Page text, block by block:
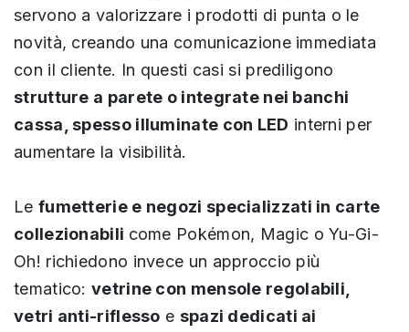
servono a valorizzare i prodotti di punta o le
novità, creando una comunicazione immediata
con il cliente. In questi casi si prediligono
strutture a parete o integrate nei banchi
cassa, spesso illuminate con LED interni per
aumentare la visibilità.
Le fumetterie e negozi specializzati in carte
collezionabili come Pokémon, Magic o Yu-Gi-
Oh! richiedono invece un approccio più
tematico:vetrine con mensole regolabili,
vetri anti-riflesso e spazi dedicati ai